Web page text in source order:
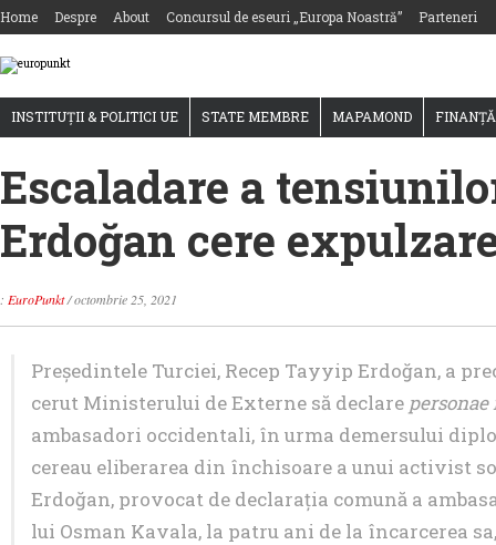
Home Despre About Concursul de eseuri „Europa Noastră” Parteneri
INSTITUȚII & POLITICI UE STATE MEMBRE MAPAMOND
Escaladare a
Erdoğan cere
: EuroPunkt/octombrie 25, 2021
Președintele Turciei, Recep Tayyip Erdoğan, a
cerut Ministerului de Externe să declare
ambasadori occidentali, în urma demersului
cereau eliberarea din închisoare a unui activist
Erdoğan, provocat de declarația comună a
lui Osman Kavala, la patru ani de la încarcerea